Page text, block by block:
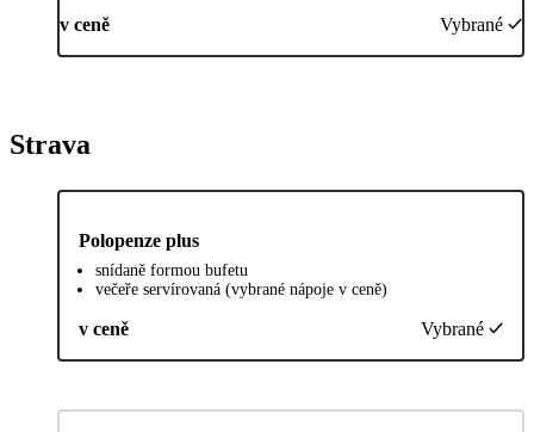
v ceně Vybrané
Strava
Polopenze plus
snídaně formou bufetu
večeře servírovaná (vybrané nápoje v ceně)
v ceně Vybrané